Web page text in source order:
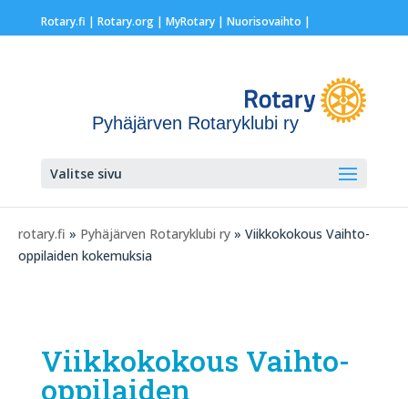
Rotary.fi | Rotary.org| MyRotary | Nuorisovaihto |
Pyhäjärven Rotaryklubi ry
Valitse sivu
rotary.fi » Pyhäjärven Rotaryklubi ry » Viikkokokous Vaihto-
oppilaiden kokemuksia
Viikkokokous Vaihto-
oppilaiden